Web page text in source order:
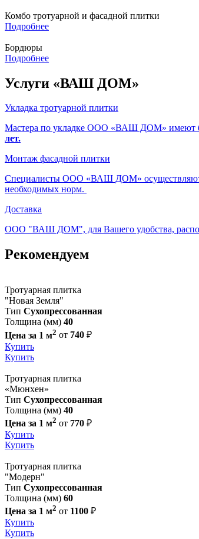
Комбо тротуарной и фасадной плитки
Подробнее
Бордюры
Подробнее
Услуги «ВАШ ДОМ»
Укладка тротуарной плитки
Мастера по укладке ООО «ВАШ ДОМ» имеют
лет.
Монтаж фасадной плитки
Специалисты ООО «ВАШ ДОМ» осуществляют
необходимых норм.
Доставка
ООО "ВАШ ДОМ", для Вашего удобства,
Рекомендуем
Тротуарная плитка
"Новая Земля"
Тип Сухопрессованная
Толщина (мм) 40
Цена за 1 м2 от 740 ₽
Купить
Купить
Тротуарная плитка
«Мюнхен»
Тип Сухопрессованная
Толщина (мм) 40
Цена за 1 м2 от 770 ₽
Купить
Купить
Тротуарная плитка
"Модерн"
Тип Сухопрессованная
Толщина (мм) 60
Цена за 1 м2 от 1100 ₽
Купить
Купить